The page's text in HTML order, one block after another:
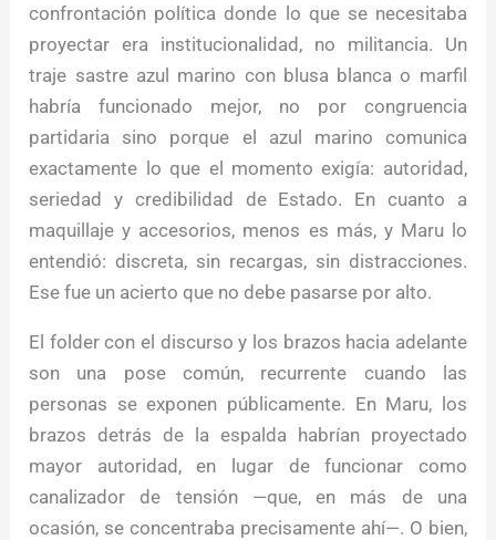
confrontación política donde lo que se necesitaba
proyectar era institucionalidad, no militancia. Un
traje sastre azul marino con blusa blanca o marfil
habría funcionado mejor, no por congruencia
partidaria sino porque el azul marino comunica
exactamente lo que el momento exigía: autoridad,
seriedad y credibilidad de Estado. En cuanto a
maquillaje y accesorios, menos es más, y Maru lo
entendió: discreta, sin recargas, sin distracciones.
Ese fue un acierto que no debe pasarse por alto.
El folder con el discurso y los brazos hacia adelante
son una pose común, recurrente cuando las
personas se exponen públicamente. En Maru, los
brazos detrás de la espalda habrían proyectado
mayor autoridad, en lugar de funcionar como
canalizador de tensión —que, en más de una
ocasión, se concentraba precisamente ahí—. O bien,